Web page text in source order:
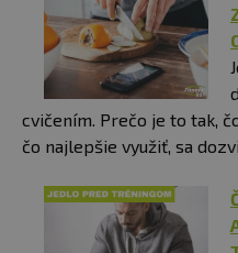
cvičením. Prečo je to tak,
čo najlepšie využiť, sa